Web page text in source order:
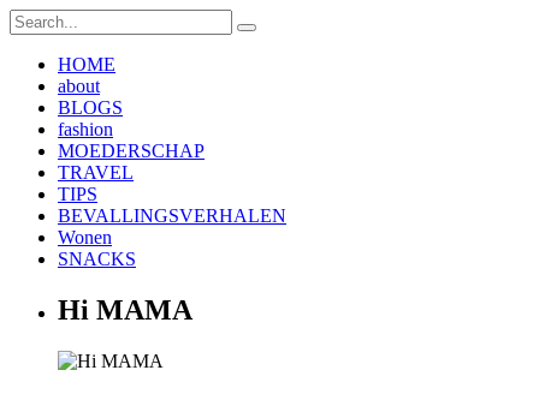
HOME
about
BLOGS
fashion
MOEDERSCHAP
TRAVEL
TIPS
BEVALLINGSVERHALEN
Wonen
SNACKS
Hi MAMA